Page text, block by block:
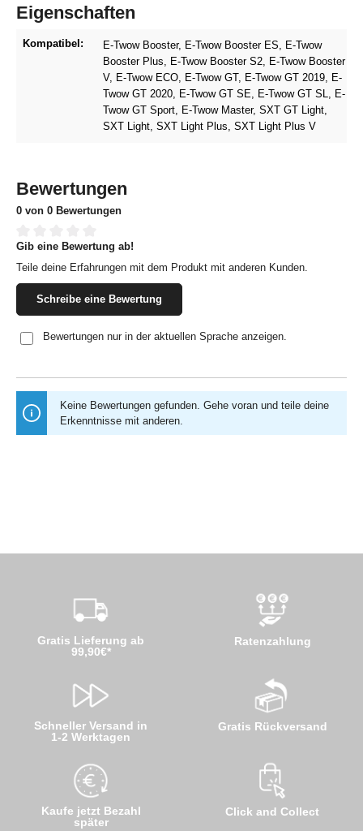
Eigenschaften
Kompatibel: E-Twow Booster, E-Twow Booster ES , E-Twow
Booster Plus , E-Twow Booster S2 , E-Twow Booster
V, E-Twow ECO , E-Twow GT, E-Twow GT 2019 , E-
Twow GT 2020 , E-Twow GT SE , E-Twow GT SL
, E-
Twow GT Sport , E-Twow Master, SXT GT Light
SXT Light , SXT Light Plus , SXT Light Plus V
Bewertungen
0 von 0 Bewertungen
Durchschnittliche Bewertung von 0 von 5 Sternen
Gib eine Bewertung ab!
Teile deine Erfahrungen mit dem Produkt mit anderen Kunden.
Schreibe eine Bewertung
Bewertungen nur in der aktuellen Sprache anzeigen.
Keine Bewertungen gefunden. Gehe voran und teile deine
Erkenntnisse mit anderen.
Gratis Lieferung ab
99,90€*
Schneller Versand in
1-2 Werktagen
Kaufe jetzt Bezahl
später
Ratenzahlung
Gratis Rückversand
Click and Collect